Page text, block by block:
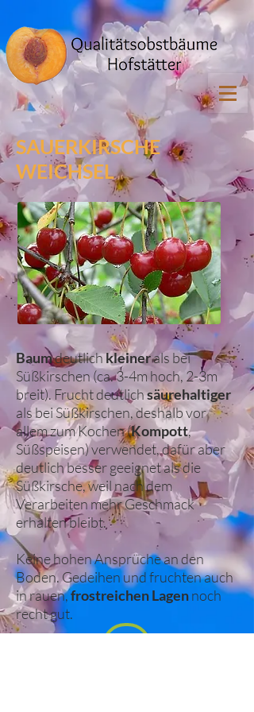
SAUERKIRSCHE
WEICHSEL
Baumdeutlichkleinerals bei
Süßkirschen (ca. 3-4m hoch, 2-3m
breit). Frucht deutlichsäurehaltiger
als bei Süßkirschen, deshalb vor
allem zum Kochen (Kompott,
Süßspeisen) verwendet, dafür aber
deutlich besser geeignet als die
Süßkirsche, weil nach dem
Verarbeiten mehr Geschmack
erhalten bleibt.
Keine hohen Ansprüche an den
Boden. Gedeihen und fruchten auch
in rauen,frostreichen Lagennoch
recht gut.